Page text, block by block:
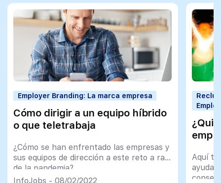
Employer Branding: La marca empresa
Cómo dirigir a un equipo híbrido
o que teletrabaja
¿Cómo se han enfrentado las empresas y
sus equipos de dirección a este reto a raíz
de la pandemia?
InfoJobs - 08/02/2022
Aquí